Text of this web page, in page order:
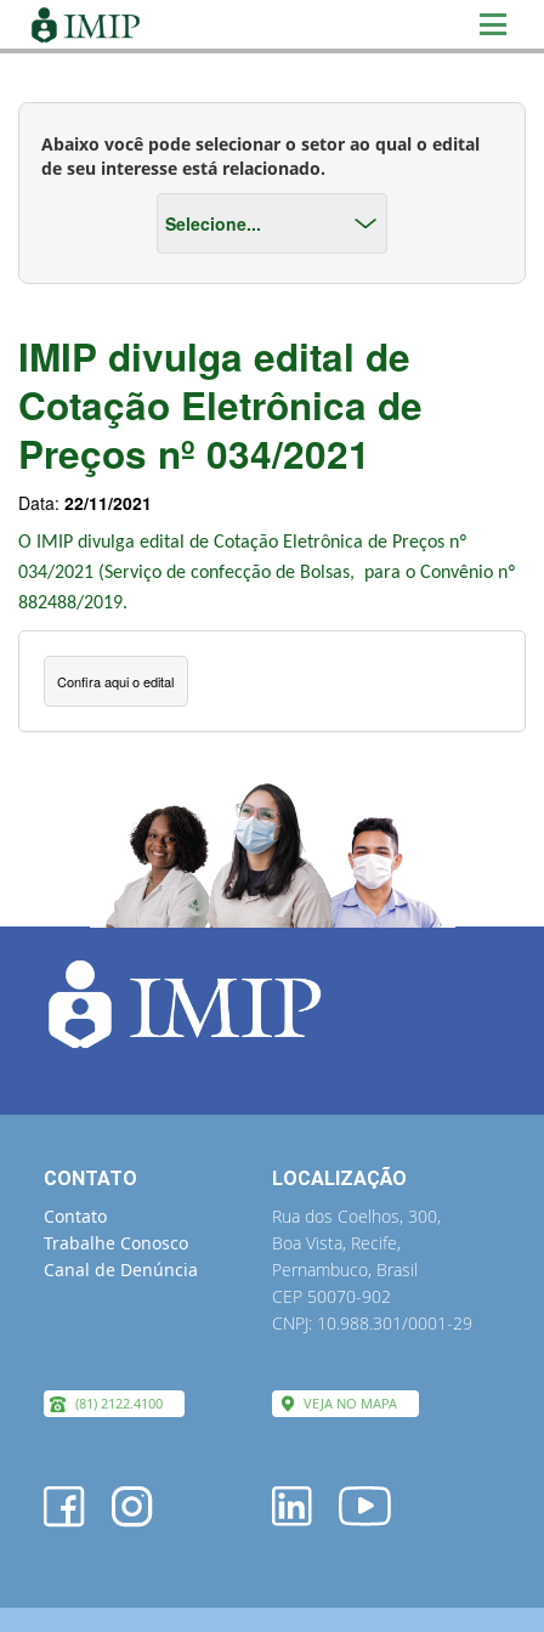
Abaixo você pode selecionar o setor ao qual o edital
de seu interesse está relacionado.
IMIP divulga edital de
Cotação Eletrônica de
Preços nº 034/2021
Data: 22/11/2021
O IMIP divulga edital de Cotação Eletrônica de Preços nº
034/2021 (Serviço de confecção de Bolsas, para o Convênio nº
882488/2019.
Confira aqui o edital
CONTATO
Contato
Trabalhe Conosco
Canal de Denúncia
(81) 2122.4100
LOCALIZAÇÃO
Rua dos Coelhos, 300,
Boa Vista, Recife,
Pernambuco, Brasil
CEP 50070-902
CNPJ: 10.988.301/0001-29
VEJA NO MAPA